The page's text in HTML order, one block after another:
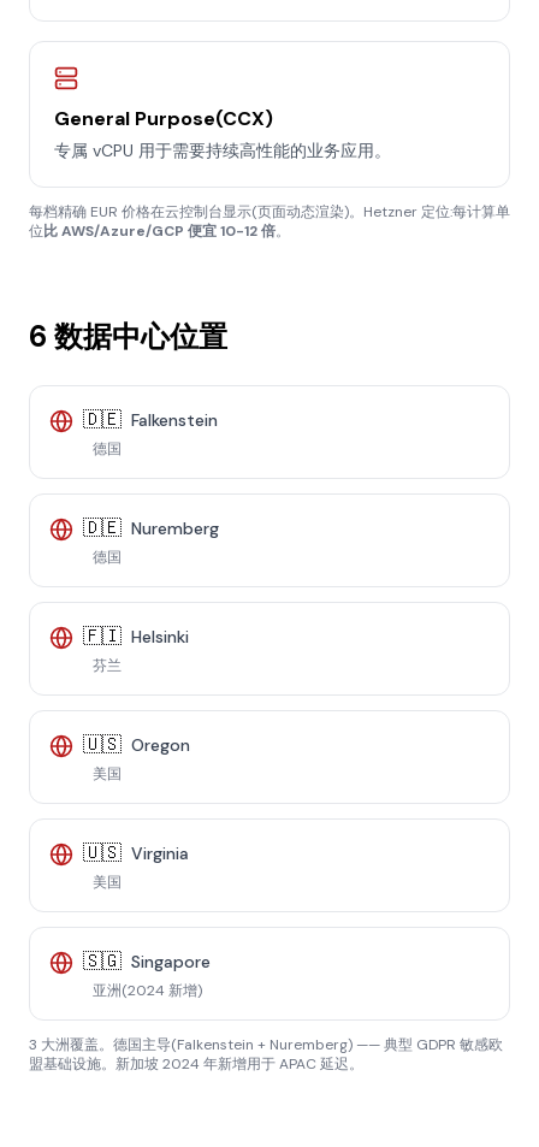
General Purpose(CCX)
专属 vCPU 用于需要持续高性能的业务应用。
每档精确 EUR 价格在云控制台显示(页面动态渲染)。Hetzner 定位:每计算单
位比 AWS/Azure/GCP 便宜 10-12 倍。
6 数据中心位置
🇩🇪 Falkenstein
德国
🇩🇪 Nuremberg
德国
🇫🇮 Helsinki
芬兰
🇺🇸 Oregon
美国
🇺🇸 Virginia
美国
🇸🇬 Singapore
亚洲(2024 新增)
3 大洲覆盖。德国主导(Falkenstein + Nuremberg) —— 典型 GDPR 敏感欧
盟基础设施。新加坡 2024 年新增用于 APAC 延迟。